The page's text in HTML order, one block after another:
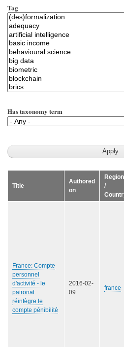
Tag
Has taxonomy term
Title
Authored
on
/
France: Compte
personnel
d'activité - le
patronat
réintègre le
compte pénibilité
2016-02-
09
france